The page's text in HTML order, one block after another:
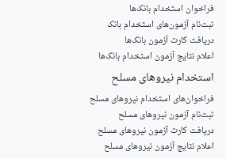
فراخوان استخدام بانک‌ها
‌ثبت‌نام آزمون‌های استخدام بانک
دریافت کارت آزمون بانک‌ها
اعلام نتایج آزمون استخدام بانک‌ها
استخدام‌ نیروهای مسلح
‌فراخوان‌های استخدام‌ نیروهای مسلح
ثبت‌نام آزمون نیروهای مسلح
دریافت کارت آزمون نیروهای مسلح
اعلام نتایج آزمون نیروهای مسلح